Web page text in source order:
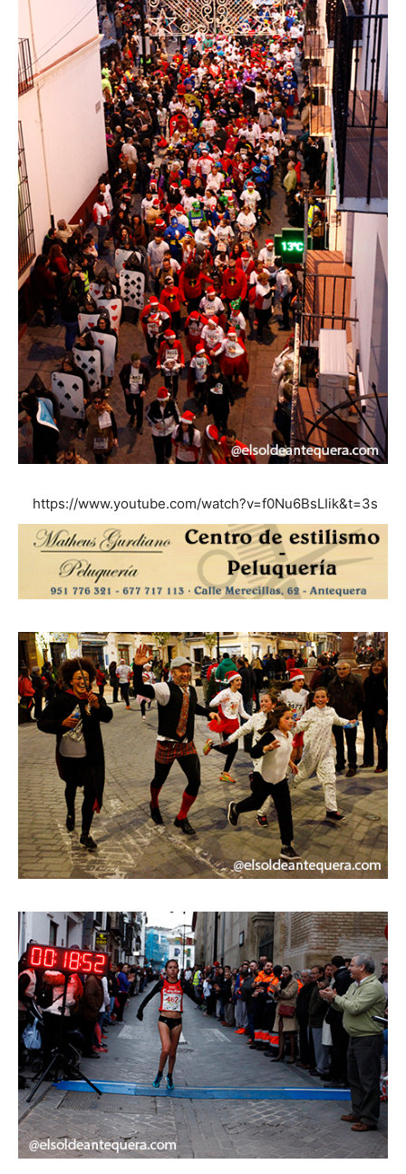
https://www.youtube.com/watch?v=f0Nu6BsLIik&t=3s